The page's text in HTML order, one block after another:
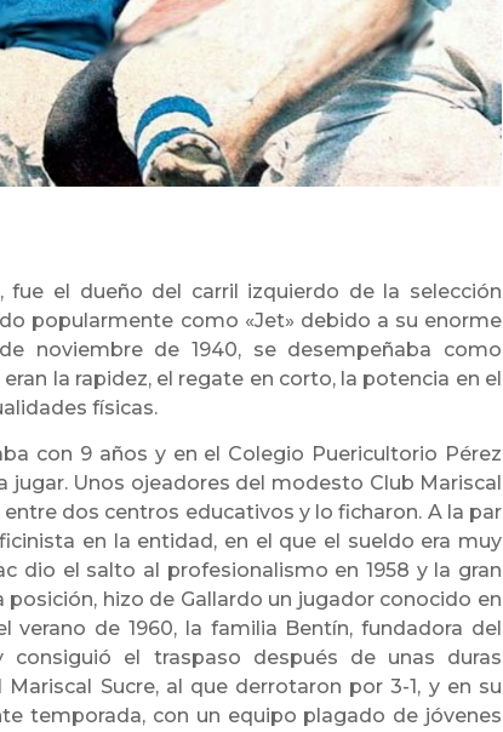
el dueño del carril izquierdo de la selección
popularmente como «Jet» debido a su enorme
noviembre de 1940, se desempeñaba como
la rapidez, el regate en corto, la potencia en el
físicas.
con 9 años y en el Colegio Puericultorio Pérez
Unos ojeadores del modesto Club Mariscal
dos centros educativos y lo ficharon. A la par
en la entidad, en el que el sueldo era muy
dio el salto al profesionalismo en 1958 y la gran
hizo de Gallardo un jugador conocido en
de 1960, la familia Bentín, fundadora del
el traspaso después de unas duras
Sucre, al que derrotaron por 3-1, y en su
temporada, con un equipo plagado de jóvenes